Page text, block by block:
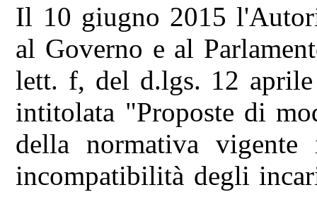
Il 10 giugno 2015
al Governo e al
lett. f, del d.lgs. 12
intitolata "Proposte di
della normativa
incompatibilità degli